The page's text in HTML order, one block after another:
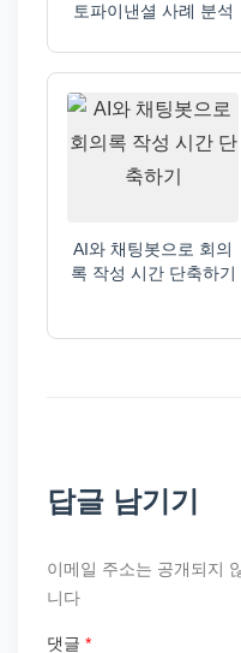
토파이낸셜 사례 분석
AI와 채팅봇으로 회의
록 작성 시간 단축하기
답글 남기기
이메일 주소는 공개되지
니다
댓글 *